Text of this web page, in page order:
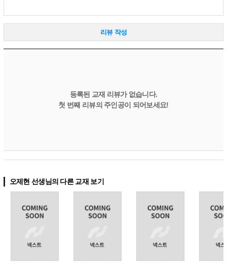
리뷰 작성
등록된 교재 리뷰가 없습니다.
첫 번째 리뷰의 주인공이 되어보세요!
오제현 선생님의 다른 교재 보기